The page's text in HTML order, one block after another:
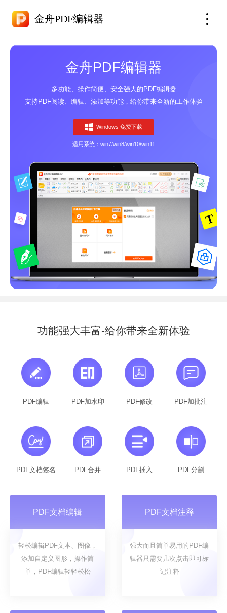
金舟PDF编辑器
金舟PDF编辑器
多功能、操作简便、安全强大的PDF编辑器
支持PDF阅读、编辑、添加等功能，给你带来全新的工作体验
Windows 免费下载
适用系统：win7/win8/win10/win11
功能强大丰富-给你带来全新体验
PDF编辑 PDF加水印 PDF修改 PDF加批注
PDF文档签名 PDF合并 PDF插入 PDF分割
PDF文档编辑
轻松编辑PDF文本、图像，
添加自定义图形，操作简
单，PDF编辑轻轻松松
PDF文档注释
强大而且简单易用的PDF编
辑器只需要几次点击即可标
记注释